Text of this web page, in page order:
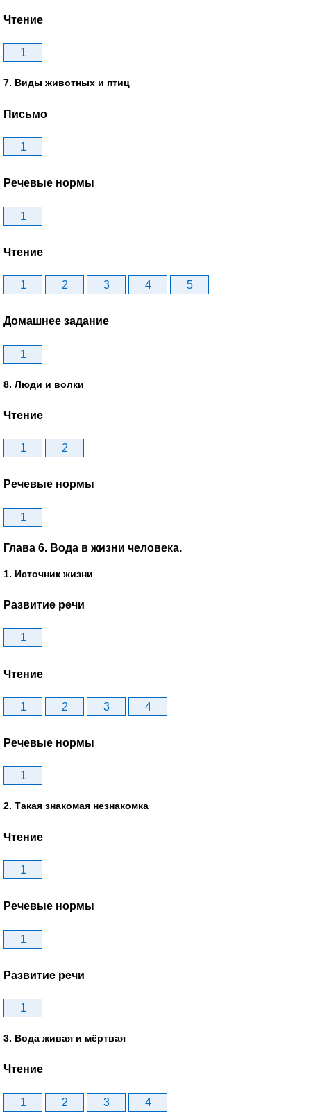
Чтение
1
7. Виды животных и птиц
Письмо
1
Речевые нормы
1
Чтение
1 2 3 4 5
Домашнее задание
1
8. Люди и волки
Чтение
1 2
Речевые нормы
1
Глава 6. Вода в жизни человека.
1. Источник жизни
Развитие речи
1
Чтение
1 2 3 4
Речевые нормы
1
2. Такая знакомая незнакомка
Чтение
1
Речевые нормы
1
Развитие речи
1
3. Вода живая и мёртвая
Чтение
1 2 3 4